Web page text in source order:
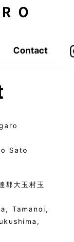
Contact
Sato
大玉村玉
Tamanoi,